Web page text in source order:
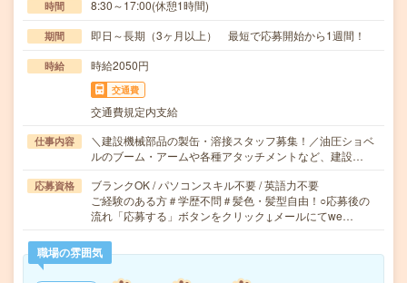
時間 8:30～17:00(休憩1時間)
期間 即日～長期（3ヶ月以上） 最短で応募開始から1週間！
時給 時給2050円
交通費
交通費規定内支給
仕事内容
＼建設機械部品の製缶・溶接スタッフ募集！／油圧ショベ
ルのブーム・アームや各種アタッチメントなど、建設…
応募資格
ブランクOK / パソコンスキル不要 / 英語力不要
ご経験のある方＃学歴不問＃髪色・髪型自由！○応募後の
流れ「応募する」ボタンをクリック↓メールにてwe…
職場の雰囲気